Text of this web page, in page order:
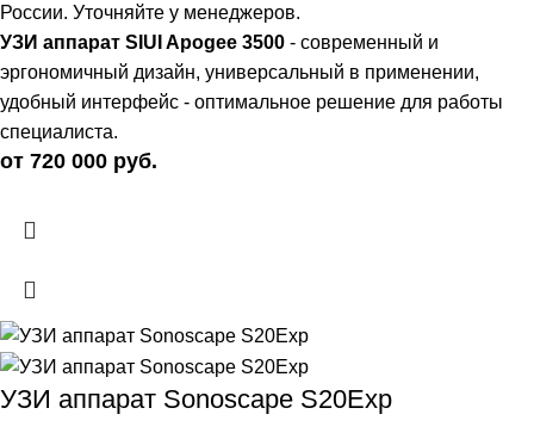
России. Уточняйте у менеджеров.
УЗИ аппарат SIUI Apogee 3500 - современный и
эргономичный дизайн, универсальный в применении,
удобный интерфейс - оптимальное решение для работы
специалиста.
от 720 000 руб.
УЗИ аппарат Sonoscape S20Exp